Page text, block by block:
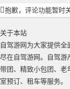
抱歉，评论功能暂时
关于本站
自驾游网为大家提供
尽在自驾游网。自驾
带团、精致小包团、老
室预订、租车等服务。